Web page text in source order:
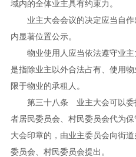
域内的全体业主具有约束力。
业主大会会议的决定应当自作
内显著位置公示。
物业使用人应当依法遵守业主
是指除业主以外合法占有、使用
限于物业的承租人。
第三十八条 业主大会可以委
者居民委员会、村民委员会代为
大会印章的，由业主委员会向街
委员会、村民委员会提出。